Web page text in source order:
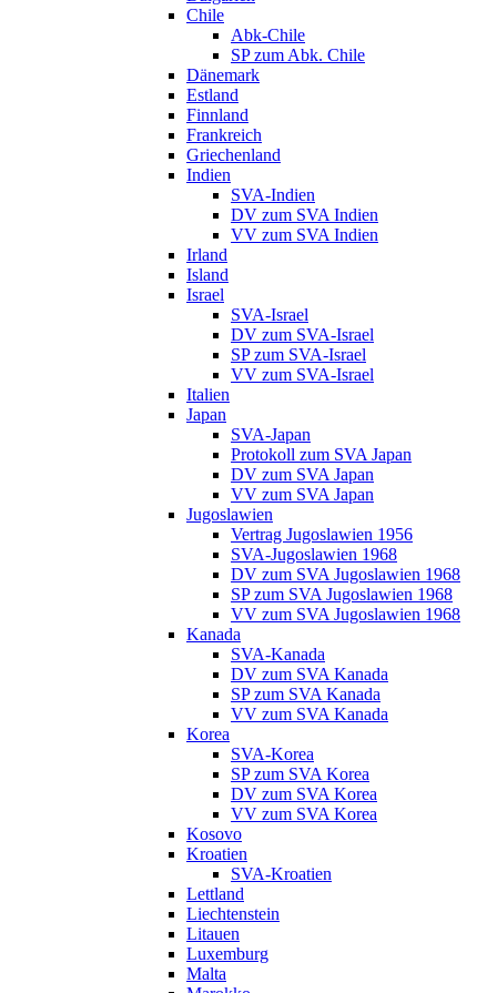
Chile
Abk-Chile
SP zum Abk. Chile
Dänemark
Estland
Finnland
Frankreich
Griechenland
Indien
SVA-Indien
DV zum SVA Indien
VV zum SVA Indien
Irland
Island
Israel
SVA-Israel
DV zum SVA-Israel
SP zum SVA-Israel
VV zum SVA-Israel
Italien
Japan
SVA-Japan
Protokoll zum SVA Japan
DV zum SVA Japan
VV zum SVA Japan
Jugoslawien
Vertrag Jugoslawien 1956
SVA-Jugoslawien 1968
DV zum SVA Jugoslawien 1968
SP zum SVA Jugoslawien 1968
VV zum SVA Jugoslawien 1968
Kanada
SVA-Kanada
DV zum SVA Kanada
SP zum SVA Kanada
VV zum SVA Kanada
Korea
SVA-Korea
SP zum SVA Korea
DV zum SVA Korea
VV zum SVA Korea
Kosovo
Kroatien
SVA-Kroatien
Lettland
Liechtenstein
Litauen
Luxemburg
Malta